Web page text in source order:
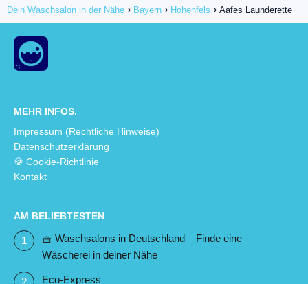
Dein Waschsalon in der Nähe Bayern Hohenfels Aafes Launderette
MEHR INFOS.
Impressum (Rechtliche Hinweise)
Datenschutzerklärung
🍪 Cookie-Richtlinie
Kontakt
AM BELIEBTESTEN
🧺 Waschsalons in Deutschland – Finde eine
Wäscherei in deiner Nähe
Eco-Express